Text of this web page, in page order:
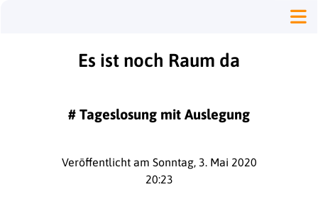
Es ist noch Raum da
# Tageslosung mit Auslegung
Veröffentlicht am Sonntag, 3. Mai 2020
20:23